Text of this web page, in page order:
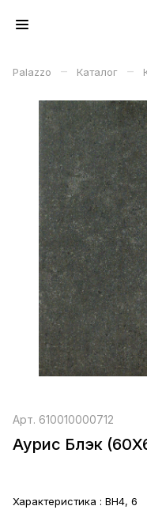
Palazzo – Каталог –
Арт. 610010000712
Аурис Блэк
Характеристика : BH4, 6